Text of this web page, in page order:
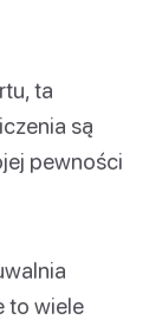
ta
są
pewności
to wiele